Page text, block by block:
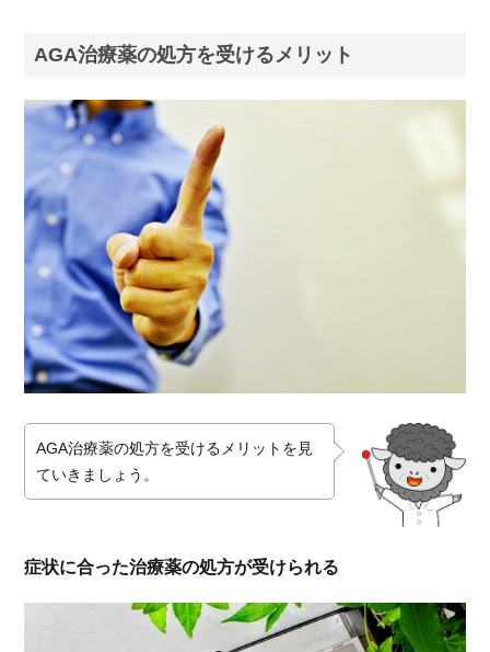
AGA治療薬の処方を受けるメリット
AGA治療薬の処方を受けるメリットを見
ていきましょう。
症状に合った治療薬の処方が受けられる